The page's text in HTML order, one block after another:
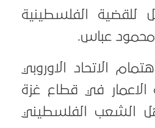
للقضية الفلسطينية
محمود عباس.
الاتحاد الاوروبي
الاعمار في قطاع غزة
الشعب الفلسطيني